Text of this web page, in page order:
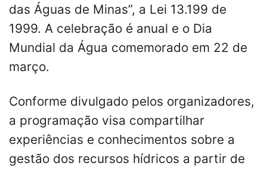
das Águas de Minas”, a Lei 13.199 de
1999. A celebração é anual e o Dia
Mundial da Água comemorado em 22 de
março.
Conforme divulgado pelos organizadores,
a programação visa compartilhar
experiências e conhecimentos sobre a
gestão dos recursos hídricos a partir de